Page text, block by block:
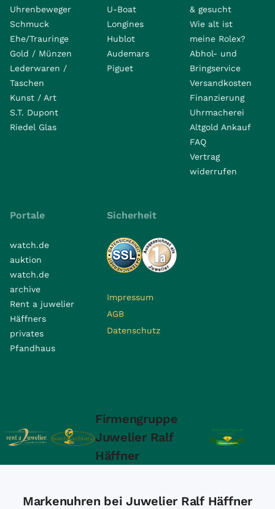
Uhrenbeweger
Schmuck
Ehe/Trauringe
Gold / Münzen
Lederwaren /
Taschen
Kunst / Art
S.T. Dupont
Riedel Glas
U-Boat
Longines
Hublot
Audemars
Piguet
& gesucht
Wie alt ist
meine Rolex?
Abhol- und
Bringservice
Versandkosten
Finanzierung
Uhrmacherei
Altgold Ankauf
FAQ
Vertrag
widerrufen
Portale
watch.de
auktion
watch.de
archive
Rent a juwelier
Häffners
privates
Pfandhaus
Sicherheit
Impressum
AGB
Datenschutz
Firmengruppe
Juwelier Ralf
Häffner
Markenuhren bei Juwelier Ralf Häffner